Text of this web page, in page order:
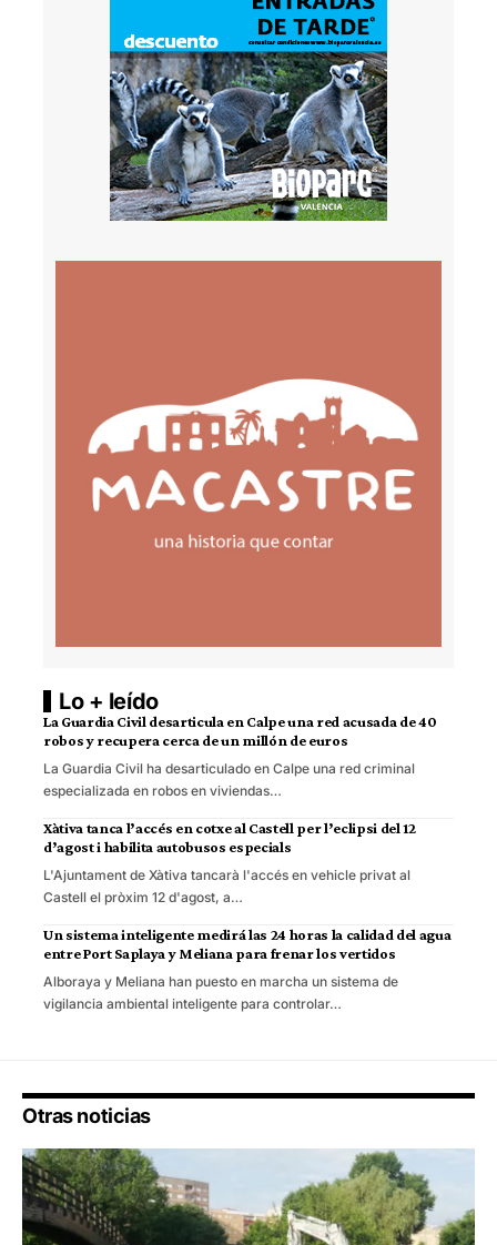
Lo + leído
La Guardia Civil desarticula en Calpe una red acusada de 40
robos y recupera cerca de un millón de euros
La Guardia Civil ha desarticulado en Calpe una red criminal
especializada en robos en viviendas…
Xàtiva tanca l’accés en cotxe al Castell per l’eclipsi del 12
d’agost i habilita autobusos especials
L'Ajuntament de Xàtiva tancarà l'accés en vehicle privat al
Castell el pròxim 12 d'agost, a…
Un sistema inteligente medirá las 24 horas la calidad del agua
entre Port Saplaya y Meliana para frenar los vertidos
Alboraya y Meliana han puesto en marcha un sistema de
vigilancia ambiental inteligente para controlar…
Otras noticias